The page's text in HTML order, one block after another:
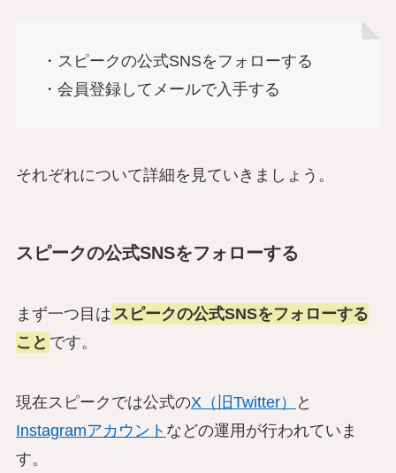
・スピークの公式SNSをフォローする
・会員登録してメールで入手する
それぞれについて詳細を見ていきましょう。
スピークの公式SNSをフォローする
まず一つ目は スピークの公式SNSをフォローする
こと です。
現在スピークでは公式のX（旧Twitter）
と
Instagramアカウント などの運用が行われていま
す。